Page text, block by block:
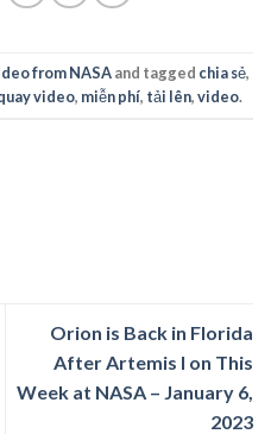
from NASAand tagged chia sẻ,
video, miễn phí, tải lên,video.
Orion is Back in Florida
After Artemis I on This
Week at NASA – January 6,
2023